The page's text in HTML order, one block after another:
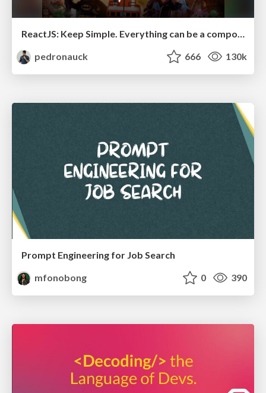
pedronauck
666 130k
Prompt Engineering for Job Search
mfonobong
0 390